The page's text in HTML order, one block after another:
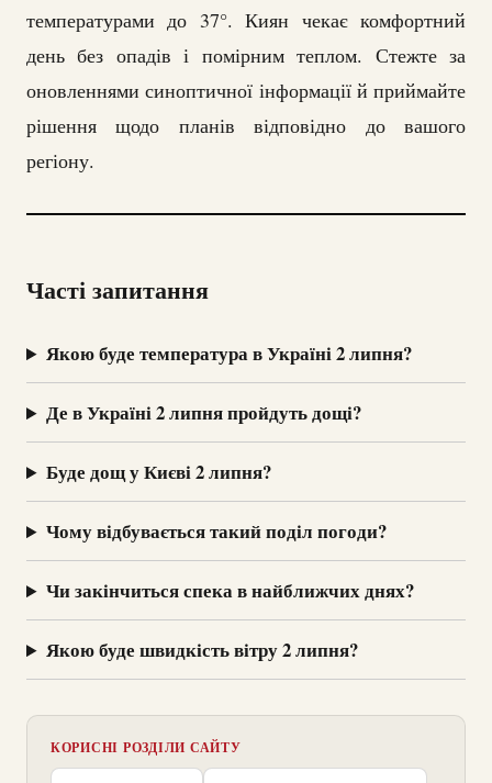
температурами до 37°. Киян чекає комфортний
день без опадів і помірним теплом. Стежте за
оновленнями синоптичної інформації й приймайте
рішення щодо планів відповідно до вашого
регіону.
Часті запитання
Якою буде температура в Україні 2 липня?
Де в Україні 2 липня пройдуть дощі?
Буде дощ у Києві 2 липня?
Чому відбувається такий поділ погоди?
Чи закінчиться спека в найближчих днях?
Якою буде швидкість вітру 2 липня?
КОРИСНІ РОЗДІЛИ САЙТУ